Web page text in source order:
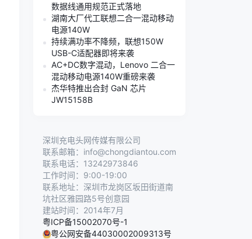
数据线通用规范正式落地
湖南大厂代工联想二合一混动移动
电源140W
持续满功率不降频，联想150W
USB-C适配器即将来袭
AC+DC数字混动，Lenovo 二合一
混动移动电源140W重磅来袭
杰华特推出合封 GaN 芯片
JW15158B
深圳充电头网传媒有限公司
联系邮箱：info@chongdiantou.com
联系电话：13242973846
工作时间：9:00-19:00
联系地址：深圳市龙岗区坂田街道南
坑社区雅园路5号创意园
建站时间：2014年7月
粤ICP备15002070号-1
粤公网安备44030002009313号